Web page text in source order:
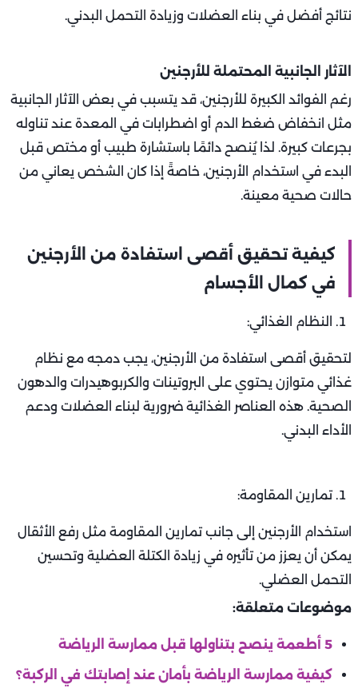
نتائج أفضل في بناء العضلات وزيادة التحمل البدني.
الآثار الجانبية المحتملة للأرجنين
رغم الفوائد الكبيرة للأرجنين، قد يتسبب في بعض الآثار الجانبية
مثل انخفاض ضغط الدم أو اضطرابات في المعدة عند تناوله
بجرعات كبيرة. لذا يُنصح دائمًا باستشارة طبيب أو مختص قبل
البدء في استخدام الأرجنين، خاصةً إذا كان الشخص يعاني من
حالات صحية معينة.
كيفية تحقيق أقصى استفادة من الأرجنين
في كمال الأجسام
النظام الغذائي:
لتحقيق أقصى استفادة من الأرجنين، يجب دمجه مع نظام
غذائي متوازن يحتوي على البروتينات والكربوهيدرات والدهون
الصحية. هذه العناصر الغذائية ضرورية لبناء العضلات ودعم
الأداء البدني.
تمارين المقاومة:
استخدام الأرجنين إلى جانب تمارين المقاومة مثل رفع الأثقال
يمكن أن يعزز من تأثيره في زيادة الكتلة العضلية وتحسين
التحمل العضلي.
موضوعات متعلقة:
5 أطعمة ينصح بتناولها قبل ممارسة الرياضة
كيفية ممارسة الرياضة بأمان عند إصابتك في الركبة؟